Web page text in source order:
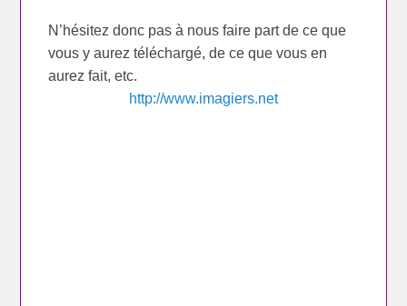
N’hésitez donc pas à nous faire part de ce que
vous y aurez téléchargé, de ce que vous en
aurez fait, etc.
http://www.imagiers.net